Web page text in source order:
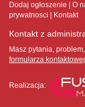
Dodaj ogłoszenie O
prywatnosci
Kontakt
Kontakt z
Masz pytania,
formularza
Realizacja: